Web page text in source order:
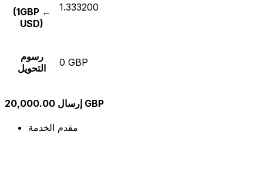
(1GBP ←
USD)
1.333200
رسوم
التحويل
0 GBP
إرسال 20,000.00 GBP
مقدم الخدمة